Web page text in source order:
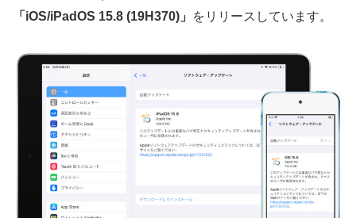
「iOS/iPadOS 15.8 (19H370)」
をリリースしています。